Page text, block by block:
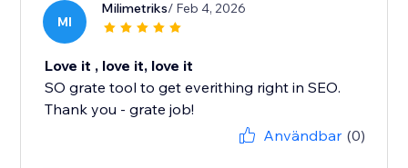
MI
Milimetriks/ Feb 4, 2026
Love it , love it, love it
SO grate tool to get everithing right in SEO.
Thank you - grate job!
Användbar (0)